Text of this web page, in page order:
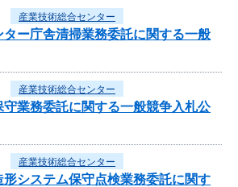
産業技術総合センター
ター庁舎清掃業務委託に関する一般
産業技術総合センター
守業務委託に関する一般競争入札公
産業技術総合センター
システム保守点検業務委託に関す